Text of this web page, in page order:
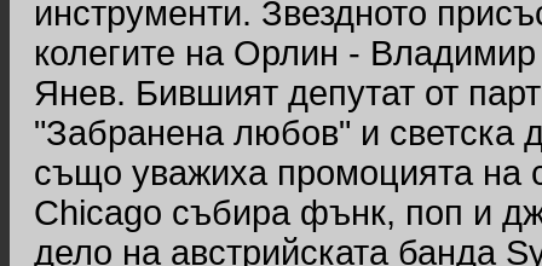
инструменти. Звездното
колегите на Орлин -
Янев. Бившият депутат от
"Забранена любов" и светска
също уважиха промоцията на
Chicago събира фънк, поп и
дело на австрийската банда